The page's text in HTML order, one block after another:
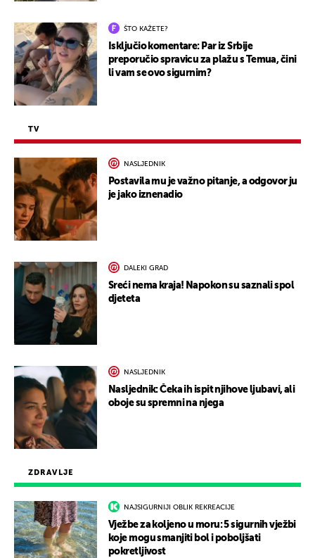
ZDRAVLJE
NAJSIGURNIJI OBLIK REKREACIJE
Vježbe za koljeno u moru: 5 sigurnih vježbi
koje mogu smanjiti bol i poboljšati
pokretljivost
ŠTO KAŽETE?
Isključio komentare: Par iz Srbije
preporučio spravicu za plažu s Temua, čini
li vam se ovo sigurnim?
TV
NASLJEDNIK
Postavila mu je važno pitanje, a odgovor ju
je jako iznenadio
DALEKI GRAD
Sreći nema kraja! Napokon su saznali spol
djeteta
NASLJEDNIK
Nasljednik: Čeka ih ispit njihove ljubavi, ali
oboje su spremni na njega